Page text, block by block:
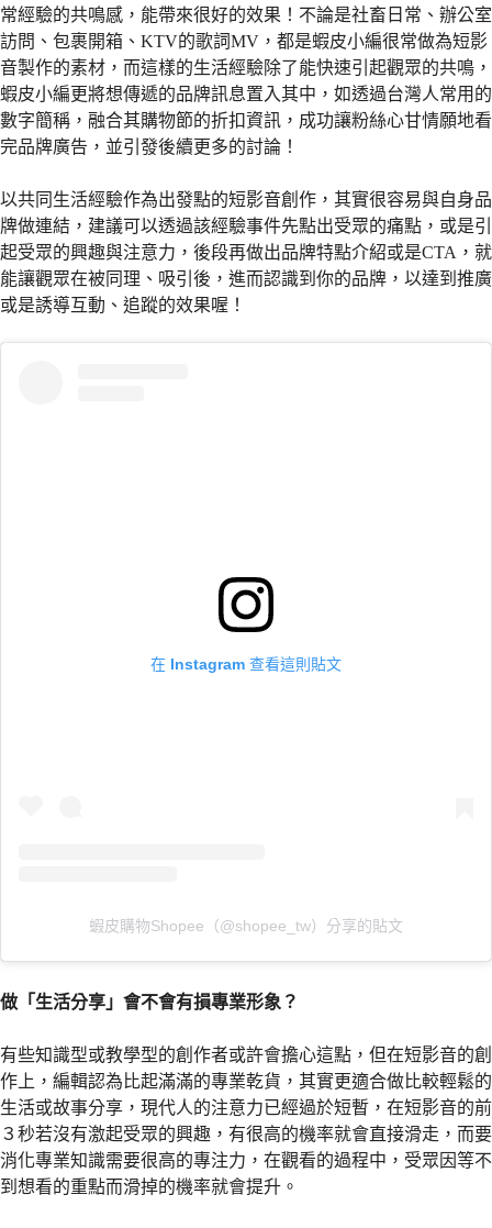
常經驗的共鳴感，能帶來很好的效果！不論是社畜日常、辦公室
訪問、包裹開箱、KTV的歌詞MV，都是蝦皮小編很常做為短影
音製作的素材，而這樣的生活經驗除了能快速引起觀眾的共鳴，
蝦皮小編更將想傳遞的品牌訊息置入其中，如透過台灣人常用的
數字簡稱，融合其購物節的折扣資訊，成功讓粉絲心甘情願地看
完品牌廣告，並引發後續更多的討論！
以共同生活經驗作為出發點的短影音創作，其實很容易與自身品
牌做連結，建議可以透過該經驗事件先點出受眾的痛點，或是引
起受眾的興趣與注意力，後段再做出品牌特點介紹或是CTA，就
能讓觀眾在被同理、吸引後，進而認識到你的品牌，以達到推廣
或是誘導互動、追蹤的效果喔！
在 Instagram 查看這則貼文
蝦皮購物Shopee（@shopee_tw）分享的貼文
做「生活分享」會不會有損專業形象？
有些知識型或教學型的創作者或許會擔心這點，但在短影音的創
作上，編輯認為比起滿滿的專業乾貨，其實更適合做比較輕鬆的
生活或故事分享，現代人的注意力已經過於短暫，在短影音的前
３秒若沒有激起受眾的興趣，有很高的機率就會直接滑走，而要
消化專業知識需要很高的專注力，在觀看的過程中，受眾因等不
到想看的重點而滑掉的機率就會提升。